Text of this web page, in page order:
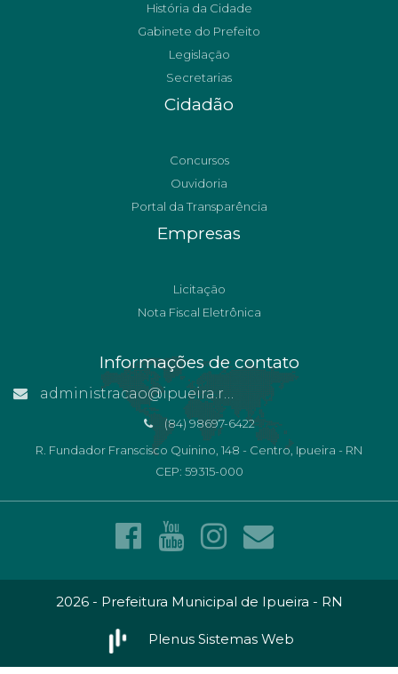
História da Cidade
Gabinete do Prefeito
Legislação
Secretarias
Cidadão
Concursos
Ouvidoria
Portal da Transparência
Empresas
Licitação
Nota Fiscal Eletrônica
Informações de contato
administracao@ipueira.rn.gov.br
(84) 98697-6422
R. Fundador Franscisco Quinino, 148 - Centro, Ipueira - RN
CEP: 59315-000
2026 - Prefeitura Municipal de Ipueira - RN
Plenus Sistemas Web